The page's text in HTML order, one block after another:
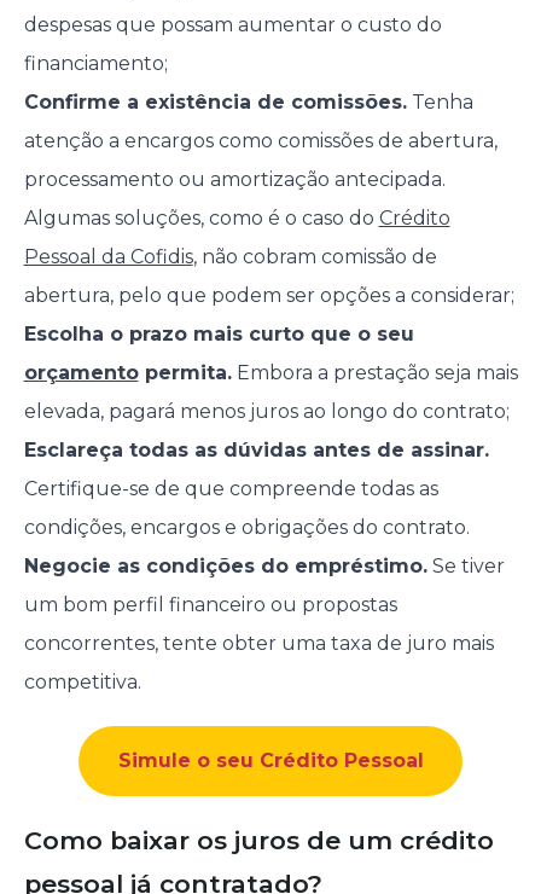
despesas que possam aumentar o custo do
financiamento;
Confirme a existência de comissões.Tenha
atenção a encargos como comissões de abertura,
processamento ou amortização antecipada.
Algumas soluções, como é o caso do Crédito
Pessoal da Cofidis, não cobram comissão de
abertura, pelo que podem ser opções a considerar;
Escolha o prazo mais curto que o seu
orçamentopermita.Embora a prestação seja mais
elevada, pagará menos juros ao longo do contrato;
Esclareça todas as dúvidas antes de assinar.
Certifique-se de que compreende todas as
condições, encargos e obrigações do contrato.
Negocie as condições do empréstimo.Se tiver
um bom perfil financeiro ou propostas
concorrentes, tente obter uma taxa de juro mais
competitiva.
Simule o seu Crédito Pessoal
Como baixar os juros de um crédito
pessoal já contratado?